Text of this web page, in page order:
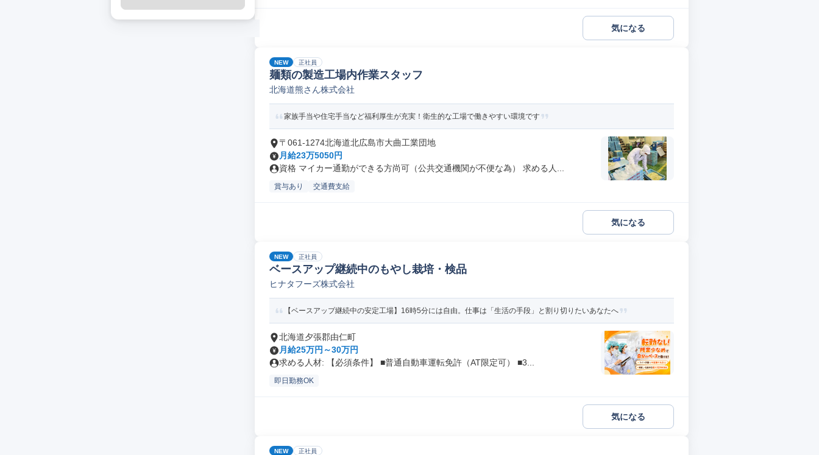
気になる
NEW 正社員
麺類の製造工場内作業スタッフ
北海道熊さん株式会社
家族手当や住宅手当など福利厚生が充実！衛生的な工場で働きやすい環境です
〒061-1274北海道北広島市大曲工業団地
月給23万5050円
資格 マイカー通勤ができる方尚可（公共交通機関が不便な為） 求める人...
賞与あり 交通費支給
気になる
NEW 正社員
ベースアップ継続中のもやし栽培・検品
ヒナタフーズ株式会社
【ベースアップ継続中の安定工場】16時5分には自由。仕事は「生活の手段」と割り切りたいあなたへ
北海道夕張郡由仁町
月給25万円～30万円
求める人材: 【必須条件】 ■普通自動車運転免許（AT限定可） ■3...
即日勤務OK
気になる
NEW 正社員